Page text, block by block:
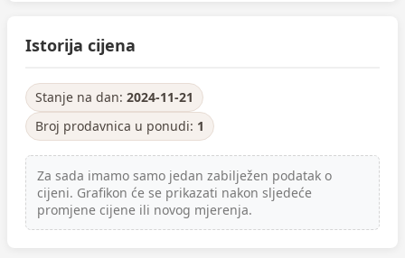
Istorija cijena
Stanje na dan: 2024-11-21
Broj prodavnica u ponudi: 1
Za sada imamo samo jedan zabilježen podatak o
cijeni. Grafikon će se prikazati nakon sljedeće
promjene cijene ili novog mjerenja.